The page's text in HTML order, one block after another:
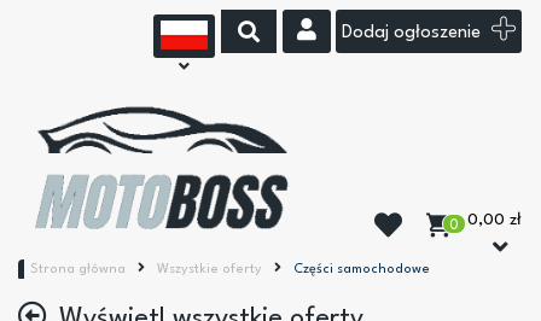
Dodaj ogłoszenie
0 0,00 zł
Strona główna Wszystkie oferty Części samochodowe